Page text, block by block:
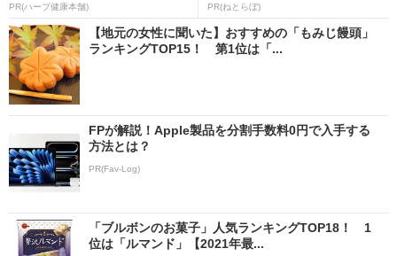
PR(ハーブ健康本舗) PR(ねとらぼ)
【地元の女性に聞いた】おすすめの「もみじ饅頭」
ランキングTOP15！ 第1位は「...
FPが解説！Apple製品を分割手数料0円で入手する
方法とは？
PR(Fav-Log)
「ブルボンのお菓子」人気ランキングTOP18！ 1
位は「ルマンド」【2021年最...